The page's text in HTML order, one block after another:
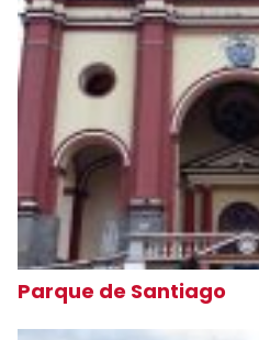
Parque de Santiago